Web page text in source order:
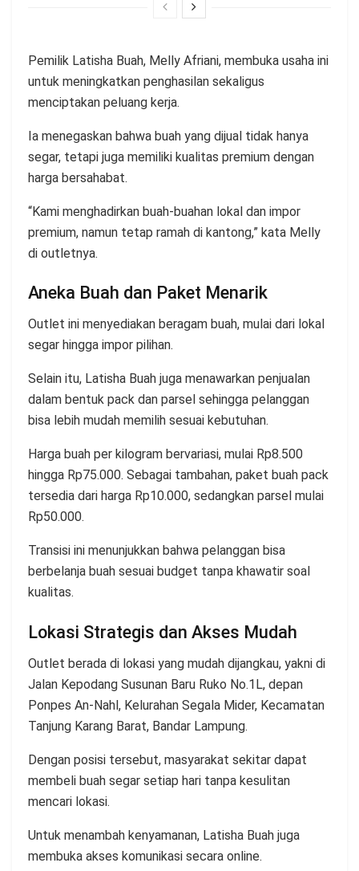
Pemilik Latisha Buah, Melly Afriani, membuka usaha ini
untuk meningkatkan penghasilan sekaligus
menciptakan peluang kerja.
Ia menegaskan bahwa buah yang dijual tidak hanya
segar, tetapi juga memiliki kualitas premium dengan
harga bersahabat.
“Kami menghadirkan buah-buahan lokal dan impor
premium, namun tetap ramah di kantong,” kata Melly
di outletnya.
Aneka Buah dan Paket Menarik
Outlet ini menyediakan beragam buah, mulai dari lokal
segar hingga impor pilihan.
Selain itu, Latisha Buah juga menawarkan penjualan
dalam bentuk pack dan parsel sehingga pelanggan
bisa lebih mudah memilih sesuai kebutuhan.
Harga buah per kilogram bervariasi, mulai Rp8.500
hingga Rp75.000. Sebagai tambahan, paket buah pack
tersedia dari harga Rp10.000, sedangkan parsel mulai
Rp50.000.
Transisi ini menunjukkan bahwa pelanggan bisa
berbelanja buah sesuai budget tanpa khawatir soal
kualitas.
Lokasi Strategis dan Akses Mudah
Outlet berada di lokasi yang mudah dijangkau, yakni di
Jalan Kepodang Susunan Baru Ruko No.1L, depan
Ponpes An-Nahl, Kelurahan Segala Mider, Kecamatan
Tanjung Karang Barat, Bandar Lampung.
Dengan posisi tersebut, masyarakat sekitar dapat
membeli buah segar setiap hari tanpa kesulitan
mencari lokasi.
Untuk menambah kenyamanan, Latisha Buah juga
membuka akses komunikasi secara online.